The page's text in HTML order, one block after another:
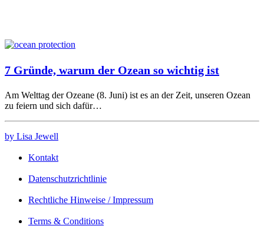
7 Gründe, warum der Ozean so wichtig ist
Am Welttag der Ozeane (8. Juni) ist es an der Zeit, unseren Ozean
zu feiern und sich dafür…
by Lisa Jewell
Kontakt
Datenschutzrichtlinie
Rechtliche Hinweise / Impressum
Terms & Conditions